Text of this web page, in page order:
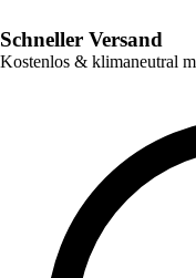
Schneller Versand
Kostenlos & klimaneutral